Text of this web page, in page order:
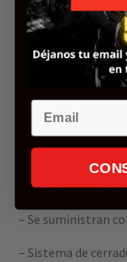
–
interno para
– Acabado en
– Peso: 455 gr
– 3 barras de
– 21 posiciones de
– Se suministran
– Sistema de
Email